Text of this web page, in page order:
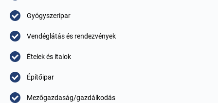
Gyógyszeripar
Vendéglátás és rendezvények
Ételek és italok
Építőipar
Mezőgazdaság/gazdálkodás